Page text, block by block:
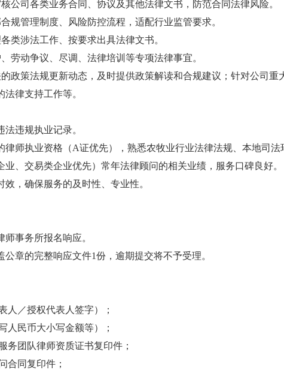
核公司各类业务合同、协议及其他法律文书，防范合同法律风险。
规管理制度、风险防控流程，适配行业监管要求。
类涉法工作、按要求出具法律文书。
劳动争议、尽调、法律培训等专项法律事宜。
政策法规更新动态，及时提供政策解读和合规建议；针对公司
律支持工作等。
违规执业记录。
律师执业资格（A证优先），熟悉农牧业行业法律法规、本地司法
、交易类企业优先）常年法律顾问的相关业绩，服务口碑良好。
，确保服务的及时性、专业性。
事务所报名响应。
公章的完整响应文件1份，逾期提交将不予受理。
人／授权代表人签字）；
人民币大小写金额等）；
务团队律师资质证书复印件；
合同复印件；